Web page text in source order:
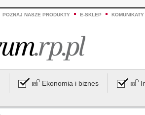
POZNAJ NASZE PRODUKTY E-SKLEP KOMUNIKATY
Ekonomia i biznes